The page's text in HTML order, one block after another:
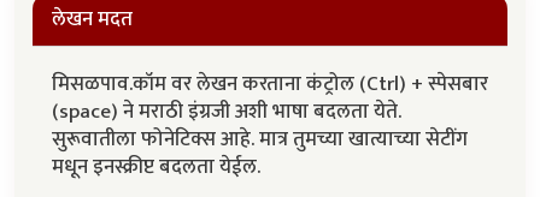
लेखन मदत
मिसळपाव.कॉम वर लेखन करताना कंट्रोल (Ctrl) + स्पेसबार
(space) ने मराठी इंग्रजी अशी भाषा बदलता येते.
सुरूवातीला फोनेटिक्स आहे. मात्र तुमच्या खात्याच्या सेटींग
मधून इनस्क्रीप्ट बदलता येईल.